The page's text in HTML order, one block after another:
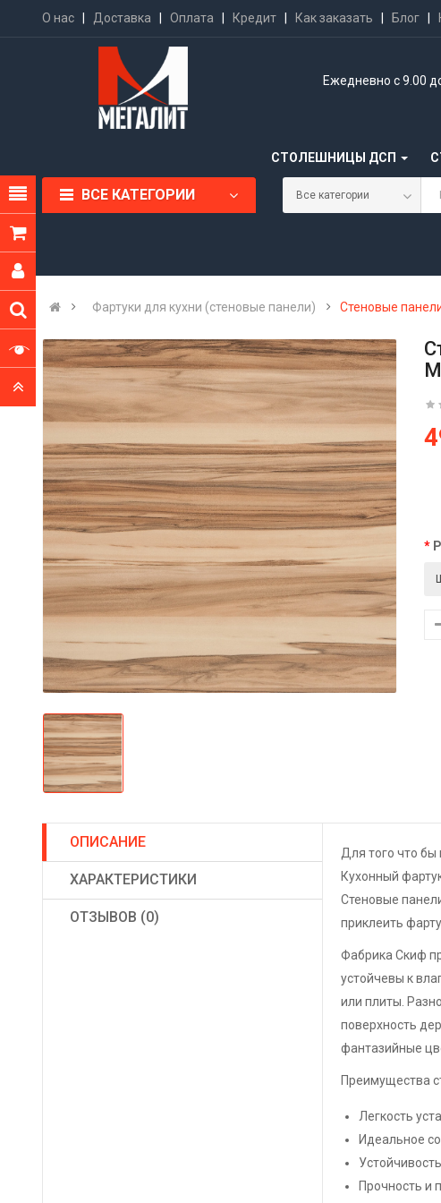
О нас Доставка |Оплата Кредит Как заказать Блог
Ежедневно с 9.00
СТОЛЕШНИЦЫ ДСП
ВСЕ КАТЕГОРИИ
Фартуки для кухни (стеновые панели) Стеновые
ОПИСАНИЕ
ХАРАКТЕРИСТИКИ
ОТЗЫВОВ (0)
Для того что бы
Кухонный
Стеновые
приклеить
Фабрика Скиф
устойчевы к
или плиты.
поверхность
фантазийные
Преимущества
Легкость
Идеальное
Прочность и